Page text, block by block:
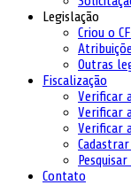
Legislação
Criou o
Outras
Fiscalização
Verificar
Verificar
Verificar
Contato